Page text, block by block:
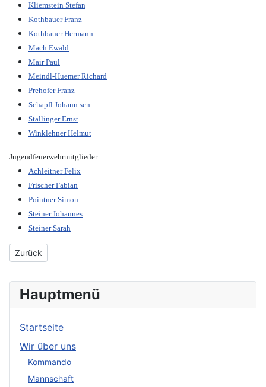
Hauptmenü
Startseite
Wir über uns
Kommando
Mannschaft
Kliemstein Stefan
Kothbauer Franz
Kothbauer Hermann
Mach Ewald
Mair Paul
Meindl-Huemer Richard
Prehofer Franz
Schapfl Johann sen.
Stallinger Ernst
Winklehner Helmut
Jugendfeuerwehrmitglieder
Achleitner Felix
Frischer Fabian
Pointner Simon
Steiner Johannes
Steiner Sarah
Vorheriger Beitrag: Gründlinger Robert
Zurück